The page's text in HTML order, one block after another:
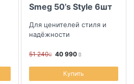
Smeg 50’s Style 6шт
Для ценителей стиля и
надёжности
51 240 40 990
Купить